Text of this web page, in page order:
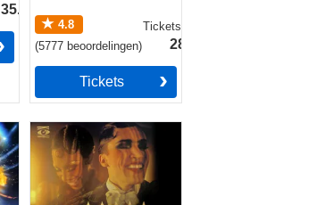
35.49€
4.8
(5777 beoordelingen)
Tickets
28.49€
Tickets
Cabaret